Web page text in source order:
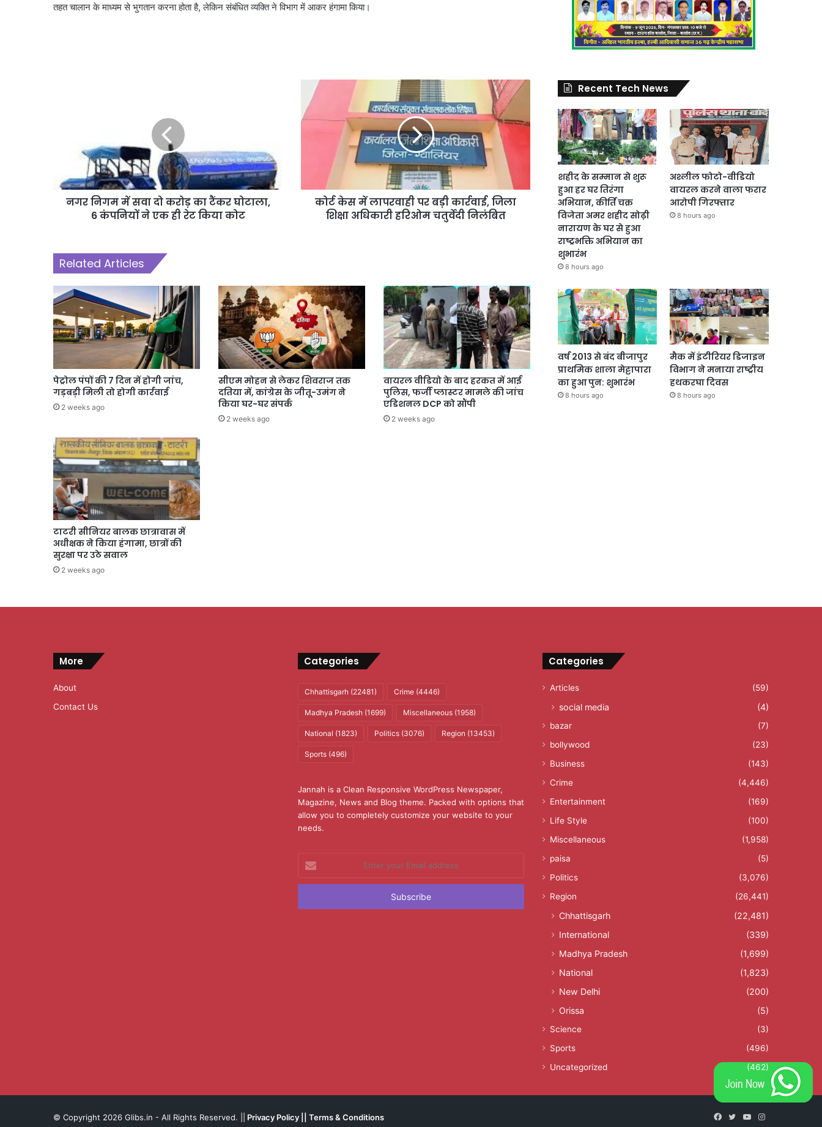
तहत चालान के माध्यम से भुगतान करना होता है, लेकिन संबंधित व्यक्ति ने विभाग में आकर हंगामा किया।
नगर निगम में सवा दो करोड़ का टैंकर घोटाला,
6 कंपनियों ने एक ही रेट किया कोट
कोर्ट केस में लापरवाही पर बड़ी कार्रवाई, जिला
शिक्षा अधिकारी हरिओम चतुर्वेदी निलंबित
Related Articles
पेट्रोल पंपों की 7 दिन में होगी जांच,
गड़बड़ी मिली तो होगी कार्रवाई
2 weeks ago
सीएम मोहन से लेकर शिवराज तक
दतिया में, कांग्रेस के जीतू-उमंग ने
किया घर-घर संपर्क
2 weeks ago
वायरल वीडियो के बाद हरकत में आई
पुलिस, फर्जी प्लास्टर मामले की जांच
एडिशनल DCP को सौंपी
2 weeks ago
टाटरी सीनियर बालक छात्रावास में
अधीक्षक ने किया हंगामा, छात्रों की
सुरक्षा पर उठे सवाल
2 weeks ago
Recent Tech News
शहीद के सम्मान से शुरू
हुआ हर घर तिरंगा
अभियान, कीर्ति चक्र
विजेता अमर शहीद सोढ़ी
नारायण के घर से हुआ
राष्ट्रभक्ति अभियान का
शुभारंभ
8 hours ago
अश्लील फोटो-वीडियो
वायरल करने वाला फरार
आरोपी गिरफ्तार
8 hours ago
वर्ष 2013 से बंद बीजापुर
प्राथमिक शाला मेट्टापारा
का हुआ पुन: शुभारंभ
8 hours ago
मैक में इंटीरियर डिजाइन
विभाग ने मनाया राष्ट्रीय
हथकरघा दिवस
8 hours ago
More
About
Contact Us
Categories
Chhattisgarh(22481) Crime(4446)
Madhya Pradesh(1699) Miscellaneous(1958)
National (1823) Politics(3076) Region (13453)
Sports(496)
Jannah is a Clean Responsive WordPress Newspaper,
Magazine, News and Blog theme. Packed with options that
allow you to completely customize your website to your
needs.
your
Email
Categories
Articles (59)
social media (4)
bazar
(7)
bollywood
(23)
Business
(143)
Crime
(4,446)
Entertainment
(169)
Life Style
(100)
Miscellaneous
(1,958)
paisa
(5)
Politics
(3,076)
Region
(26,441)
Chhattisgarh
(22,481)
International
(339)
Madhya Pradesh
(1,699)
National
(1,823)
New Delhi
(200)
Orissa
(5)
Science
(3)
Sports
(496)
Uncategorized
(462)
© Copyright 2026 Glibs.in - All Rights Reserved. || Privacy Policy Terms & Conditions Facebook
TwitterYouTubeInstagram